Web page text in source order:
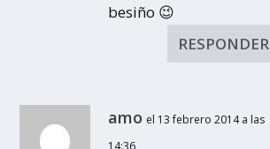
besiño 😉
RESPONDER
amo el 13 febrero 2014 a las
14:36